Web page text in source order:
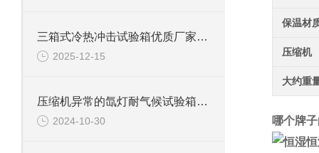
三箱式冷热冲击试验箱优质厂家怎么选？这些关键点要牢记
2025-12-15
压缩机异常的氙灯耐气候试验箱该如何处理
2024-10-30
保温材
压缩机
大约重
哪个牌